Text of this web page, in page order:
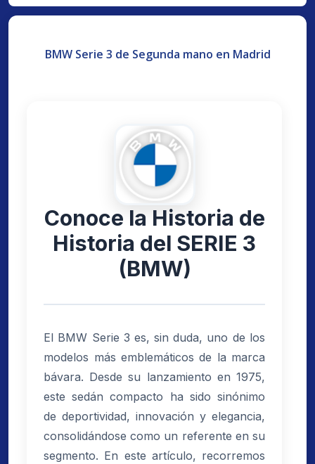
BMW Serie 3 de Segunda mano en Madrid
Conoce la Historia de
Historia del SERIE 3
(BMW)
El BMW Serie 3 es, sin duda, uno de los
modelos más emblemáticos de la marca
bávara. Desde su lanzamiento en 1975,
este sedán compacto ha sido sinónimo
de deportividad, innovación y elegancia,
consolidándose como un referente en su
segmento. En este artículo, recorremos